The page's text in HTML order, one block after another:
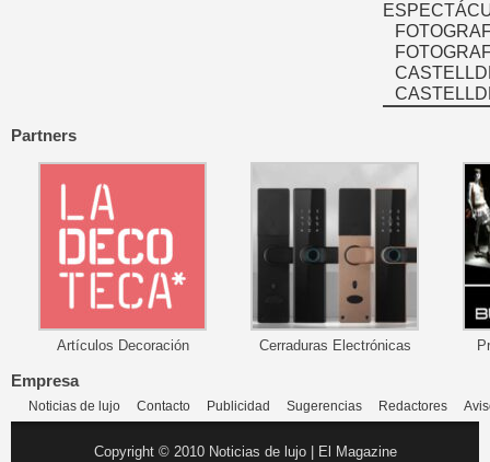
Partners
Artículos Decoración Cerraduras Electrónicas
Empresa
Noticias de lujo Contacto Publicidad Sugerencias Redactores
Copyright © 2010 Noticias de lujo | El Magazine